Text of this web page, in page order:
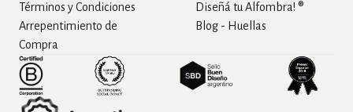
Términos y Condiciones
Arrepentimiento de
Compra
Diseñá tu Alfombra! ®
Blog - Huellas